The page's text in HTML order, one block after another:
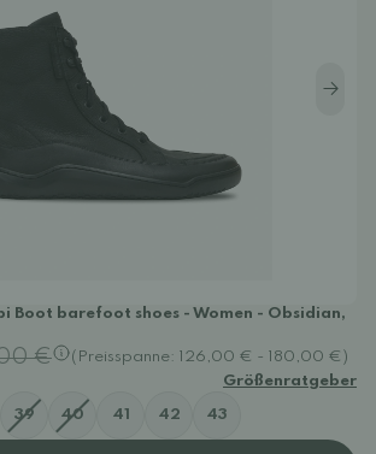
Boot barefoot shoes - Women - Obsidian,
€
(Preisspanne: 126,00 € - 180,00 €)
Größenratgeber
39 40 41 42 43